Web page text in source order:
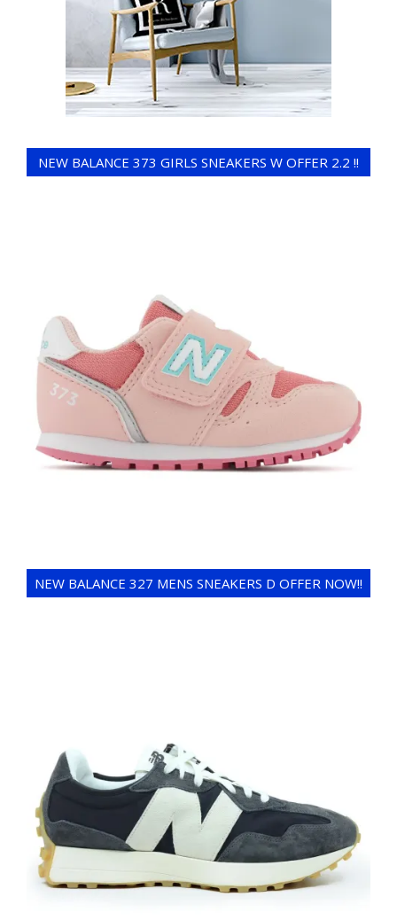
NEW BALANCE 373 GIRLS SNEAKERS W OFFER 2.2 !!
NEW BALANCE 327 MENS SNEAKERS D OFFER NOW!!